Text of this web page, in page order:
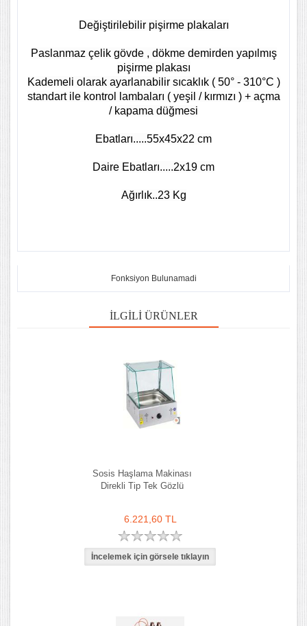
Değiştirilebilir pişirme plakaları
Paslanmaz çelik gövde , dökme demirden yapılmış
pişirme plakası
Kademeli olarak ayarlanabilir sıcaklık ( 50° - 310°C )
standart ile kontrol lambaları ( yeşil / kırmızı ) + açma
/ kapama düğmesi
Ebatları.....55x45x22 cm
Daire Ebatları.....2x19 cm
Ağırlık..23 Kg
Fonksiyon Bulunamadi
İLGILI ÜRÜNLER
Sosis Haşlama Makinası
Direkli Tip Tek Gözlü
6.221,60 TL